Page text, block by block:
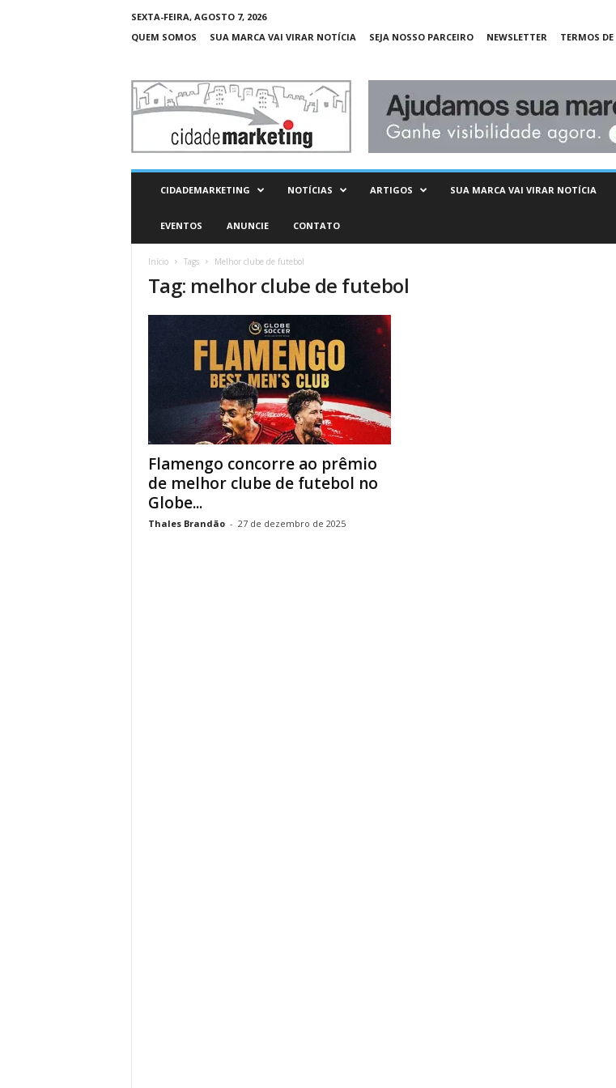
SEXTA-FEIRA, AGOSTO 7, 2026
QUEM SOMOS
SUA MARCA VAI VIRAR NOTÍCIA SEJA NOSSO PARCEIRO NEWSLETTER TERMOS
C
d
CIDADEMARKETING NOTÍCIAS ARTIGOS SUA MARCA VAI VIRAR NOTÍCIA
EVENTOS ANUNCIE CONTATO
Início Tags Melhor clube de futebol
Tag: melhor clube de futebol
Flamengo concorre ao prêmio
de melhor clube de futebol no
Globe...
Thales Brandão - 27 de dezembro de 2025